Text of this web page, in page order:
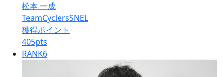
松本 一成
TeamCyclersSNEL
獲得ポイント
405pts
RANK6